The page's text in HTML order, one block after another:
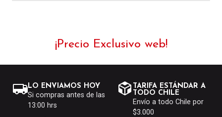
¡Precio Exclusivo web!
LO ENVIAMOS HOY
Si compras antes de las
13:00 hrs
TARIFA ESTÁNDAR A
TODO CHILE
Envío a todo Chile por
$3.000